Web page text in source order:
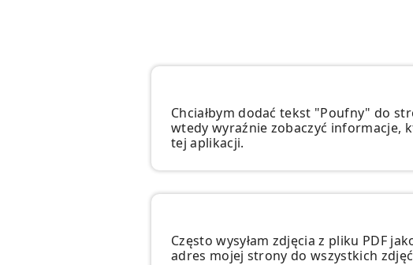
Chciałbym dodać tekst "Poufny" do
wtedy wyraźnie zobaczyć informacje,
tej aplikacji.
Często wysyłam zdjęcia z pliku PDF
adres mojej strony do wszystkich